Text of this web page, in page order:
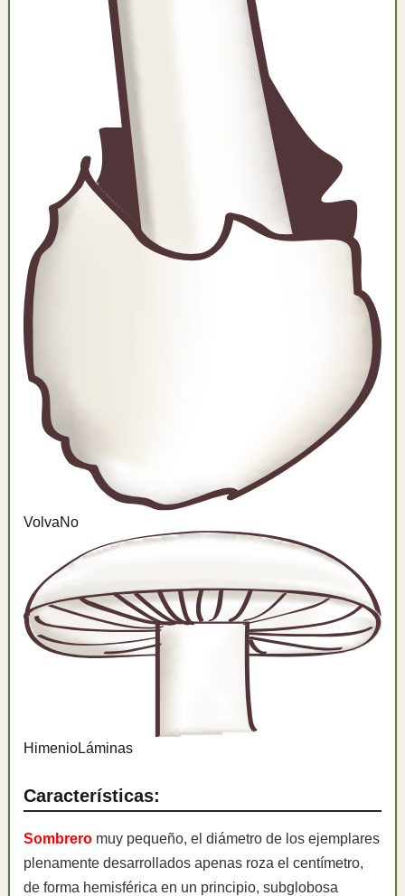
VolvaNo
HimenioLáminas
Características:
Sombrero muy pequeño, el diámetro de los ejemplares
plenamente desarrollados apenas roza el centímetro,
de forma hemisférica en un principio, subglobosa